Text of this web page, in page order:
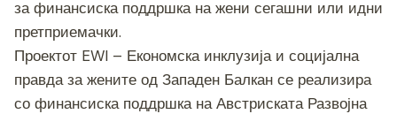
за финансиска поддршка на жени сегашни или идни
претприемачки.
Проектот EWI – Економска инклузија и социјална
правда за жените од Западен Балкан се реализира
со финансиска поддршка на Австриската Развојна